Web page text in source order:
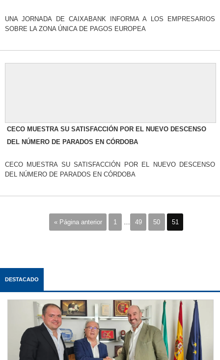
UNA JORNADA DE CAIXABANK INFORMA A LOS EMPRESARIOS
SOBRE LA ZONA ÚNICA DE PAGOS EUROPEA
CECO MUESTRA SU SATISFACCIÓN POR EL NUEVO DESCENSO
DEL NÚMERO DE PARADOS EN CÓRDOBA
CECO MUESTRA SU SATISFACCIÓN POR EL NUEVO DESCENSO
DEL NÚMERO DE PARADOS EN CÓRDOBA
« Página anterior 1 … 49 50 51
DESTACADO